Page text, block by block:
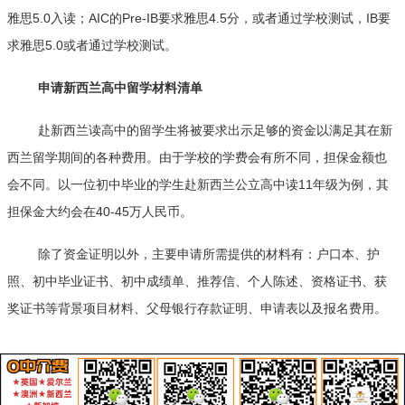
雅思5.0入读；AIC的Pre-IB要求雅思4.5分，或者通过学校测试，IB要
求雅思5.0或者通过学校测试。
申请新西兰高中留学材料清单
赴新西兰读高中的留学生将被要求出示足够的资金以满足其在新
西兰留学期间的各种费用。由于学校的学费会有所不同，担保金额也
会不同。以一位初中毕业的学生赴新西兰公立高中读11年级为例，其
担保金大约会在40-45万人民币。
除了资金证明以外，主要申请所需提供的材料有：户口本、护
照、初中毕业证书、初中成绩单、推荐信、个人陈述、资格证书、获
奖证书等背景项目材料、父母银行存款证明、申请表以及报名费用。